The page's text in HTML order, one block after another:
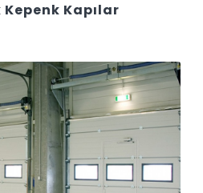
Kapılar